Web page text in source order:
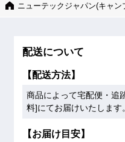
ニューテックジャパン(キャン
配送について
【配送方法】
商品によって宅配便・追
料]にてお届けいたします。
【お届け目安】